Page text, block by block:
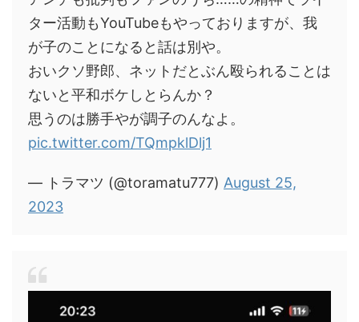
ター活動もYouTubeもやっておりますが、我
が子のことになると話は別や。
おいクソ野郎、ネットだとぶん殴られることは
ないと平和ボケしとらんか？
思うのは勝手やが調子のんなよ。
pic.twitter.com/TQmpklDlj1
— トラマツ (@toramatu777) August 25,
2023